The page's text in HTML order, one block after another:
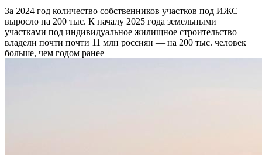
За 2024 год количество собственников участков под ИЖС
выросло на 200 тыс. К началу 2025 года земельными
участками под индивидуальное жилищное строительство
владели почти почти 11 млн россиян — на 200 тыс. человек
больше, чем годом ранее